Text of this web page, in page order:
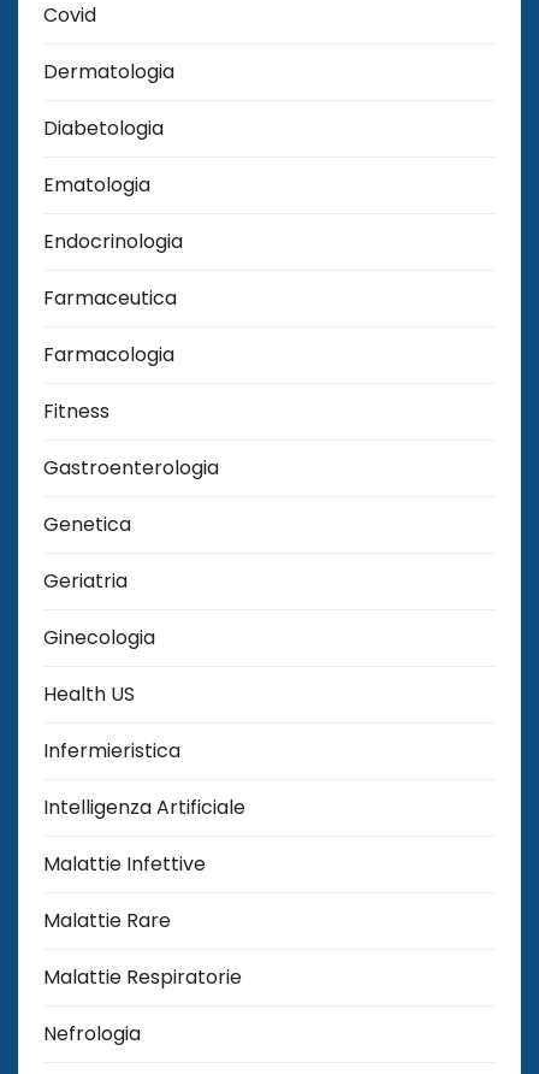
Covid
Dermatologia
Diabetologia
Ematologia
Endocrinologia
Farmaceutica
Farmacologia
Fitness
Gastroenterologia
Genetica
Geriatria
Ginecologia
Health US
Infermieristica
Intelligenza Artificiale
Malattie Infettive
Malattie Rare
Malattie Respiratorie
Nefrologia